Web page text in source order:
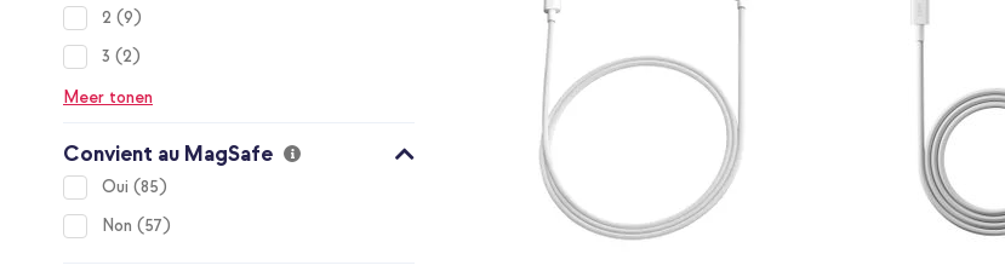
2
9
items
3
2
items
Meer tonen
Convient au MagSafe
Oui 85
items
Non
57
items